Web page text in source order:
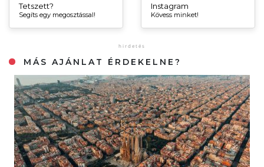
Tetszett?
Segíts egy megosztással!
Instagram
Kövess minket!
MÁS AJÁNLAT ÉRDEKELNE?